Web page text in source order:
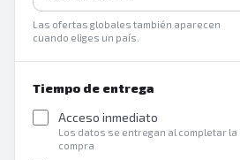
Las ofertas globales también aparecen
cuando eliges un país.
Tiempo de entrega
Acceso inmediato
Los datos se entregan al completar la
compra